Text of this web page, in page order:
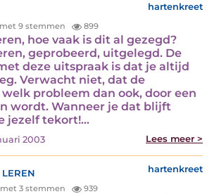
hartenkreet
met 9 stemmen 899
hoe vaak is dit al gezegd?
geprobeerd, uitgelegd. De
deze uitspraak is dat je altijd
Verwacht niet, dat de
probleem dan ook, door een
wordt. Wanneer je dat blijft
jezelf tekort!…
2003 Lees meer >
leren hartenkreet
met 3 stemmen 939